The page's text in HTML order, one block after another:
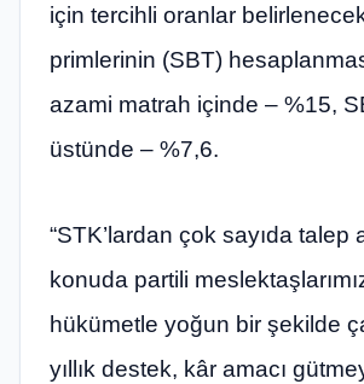
için tercihli oranlar
primlerinin (SBT)
azami matrah içinde – %15,
üstünde – %7,6.
“STK’lardan çok sayıda talep
konuda partili
hükümetle yoğun bir şekilde
yıllık destek, kâr amacı